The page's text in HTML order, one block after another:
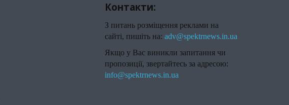
Контакти:
З питань розміщення реклами на
сайті, пишіть на: adv@spektrnews.in.ua
Якщо у Вас виникли запитання чи
пропозиції, звертайтесь за адресою:
info@spektrnews.in.ua